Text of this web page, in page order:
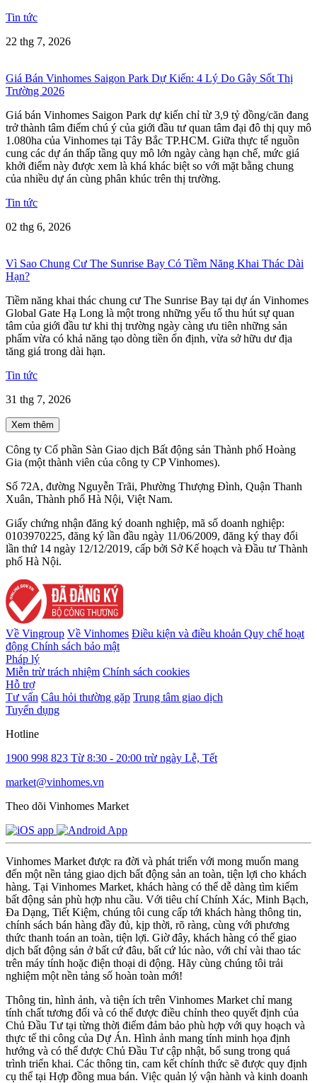
Tin tức
22 thg 7, 2026
Giá Bán Vinhomes Saigon Park Dự Kiến: 4 Lý Do Gây Sốt Thị
Trường 2026
Giá bán Vinhomes Saigon Park dự kiến chỉ từ 3,9 tỷ đồng/căn đang
trở thành tâm điểm chú ý của giới đầu tư quan tâm đại đô thị quy mô
1.080ha của Vinhomes tại Tây Bắc TP.HCM. Giữa thực tế nguồn
cung các dự án thấp tầng quy mô lớn ngày càng hạn chế, mức giá
khởi điểm này được xem là khá khác biệt so với mặt bằng chung
của nhiều dự án cùng phân khúc trên thị trường.
Tin tức
02 thg 6, 2026
Vì Sao Chung Cư The Sunrise Bay Có Tiềm Năng Khai Thác Dài
Hạn?
Tiềm năng khai thác chung cư The Sunrise Bay tại dự án Vinhomes
Global Gate Hạ Long là một trong những yếu tố thu hút sự quan
tâm của giới đầu tư khi thị trường ngày càng ưu tiên những sản
phẩm vừa có khả năng tạo dòng tiền ổn định, vừa sở hữu dư địa
tăng giá trong dài hạn.
Tin tức
31 thg 7, 2026
Xem thêm
Công ty Cổ phần Sàn Giao dịch Bất động sản Thành phố Hoàng
Gia (một thành viên của công ty CP Vinhomes).
Số 72A, đường Nguyễn Trãi, Phường Thượng Đình, Quận Thanh
Xuân, Thành phố Hà Nội, Việt Nam.
Giấy chứng nhận đăng ký doanh nghiệp, mã số doanh nghiệp:
0103970225, đăng ký lần đầu ngày 11/06/2009, đăng ký thay đổi
lần thứ 14 ngày 12/12/2019, cấp bởi Sở Kế hoạch và Đầu tư Thành
phố Hà Nội.
Về Vingroup Về Vinhomes Điều kiện và điều khoản Quy chế hoạt
động Chính sách bảo mật
Pháp lý
Miễn trừ trách nhiệm Chính sách cookies
Hỗ trợ
Tư vấn Câu hỏi thường gặp Trung tâm giao dịch
Tuyển dụng
Hotline
1900 998 823 Từ 8:30 - 20:00 trừ ngày Lễ, Tết
market@vinhomes.vn
Theo dõi Vinhomes Market
Vinhomes Market được ra đời và phát triển với mong muốn mang
đến một nền tảng giao dịch bất động sản an toàn, tiện lợi cho khách
hàng. Tại Vinhomes Market, khách hàng có thể dễ dàng tìm kiếm
bất động sản phù hợp nhu cầu. Với tiêu chí Chính Xác, Minh Bạch,
Đa Dạng, Tiết Kiệm, chúng tôi cung cấp tới khách hàng thông tin,
chính sách bán hàng đầy đủ, kịp thời, rõ ràng, cùng với phương
thức thanh toán an toàn, tiện lợi. Giờ đây, khách hàng có thể giao
dịch bất động sản ở bất cứ đâu, bất cứ lúc nào, với chỉ vài thao tác
trên máy tính hoặc điện thoại di động. Hãy cùng chúng tôi trải
nghiệm một nền tảng số hoàn toàn mới!
Thông tin, hình ảnh, và tiện ích trên Vinhomes Market chỉ mang
tính chất tương đối và có thể được điều chỉnh theo quyết định của
Chủ Đầu Tư tại từng thời điểm đảm bảo phù hợp với quy hoạch và
thực tế thi công của Dự Án. Hình ảnh mang tính minh họa định
hướng và có thể được Chủ Đầu Tư cập nhật, bổ sung trong quá
trình triển khai. Các thông tin, cam kết chính thức sẽ được quy định
cụ thể tại Hợp đồng mua bán. Việc quản lý vận hành và kinh doanh